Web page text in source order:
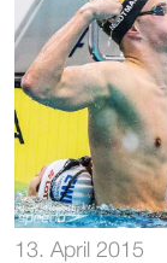
13. April 2015